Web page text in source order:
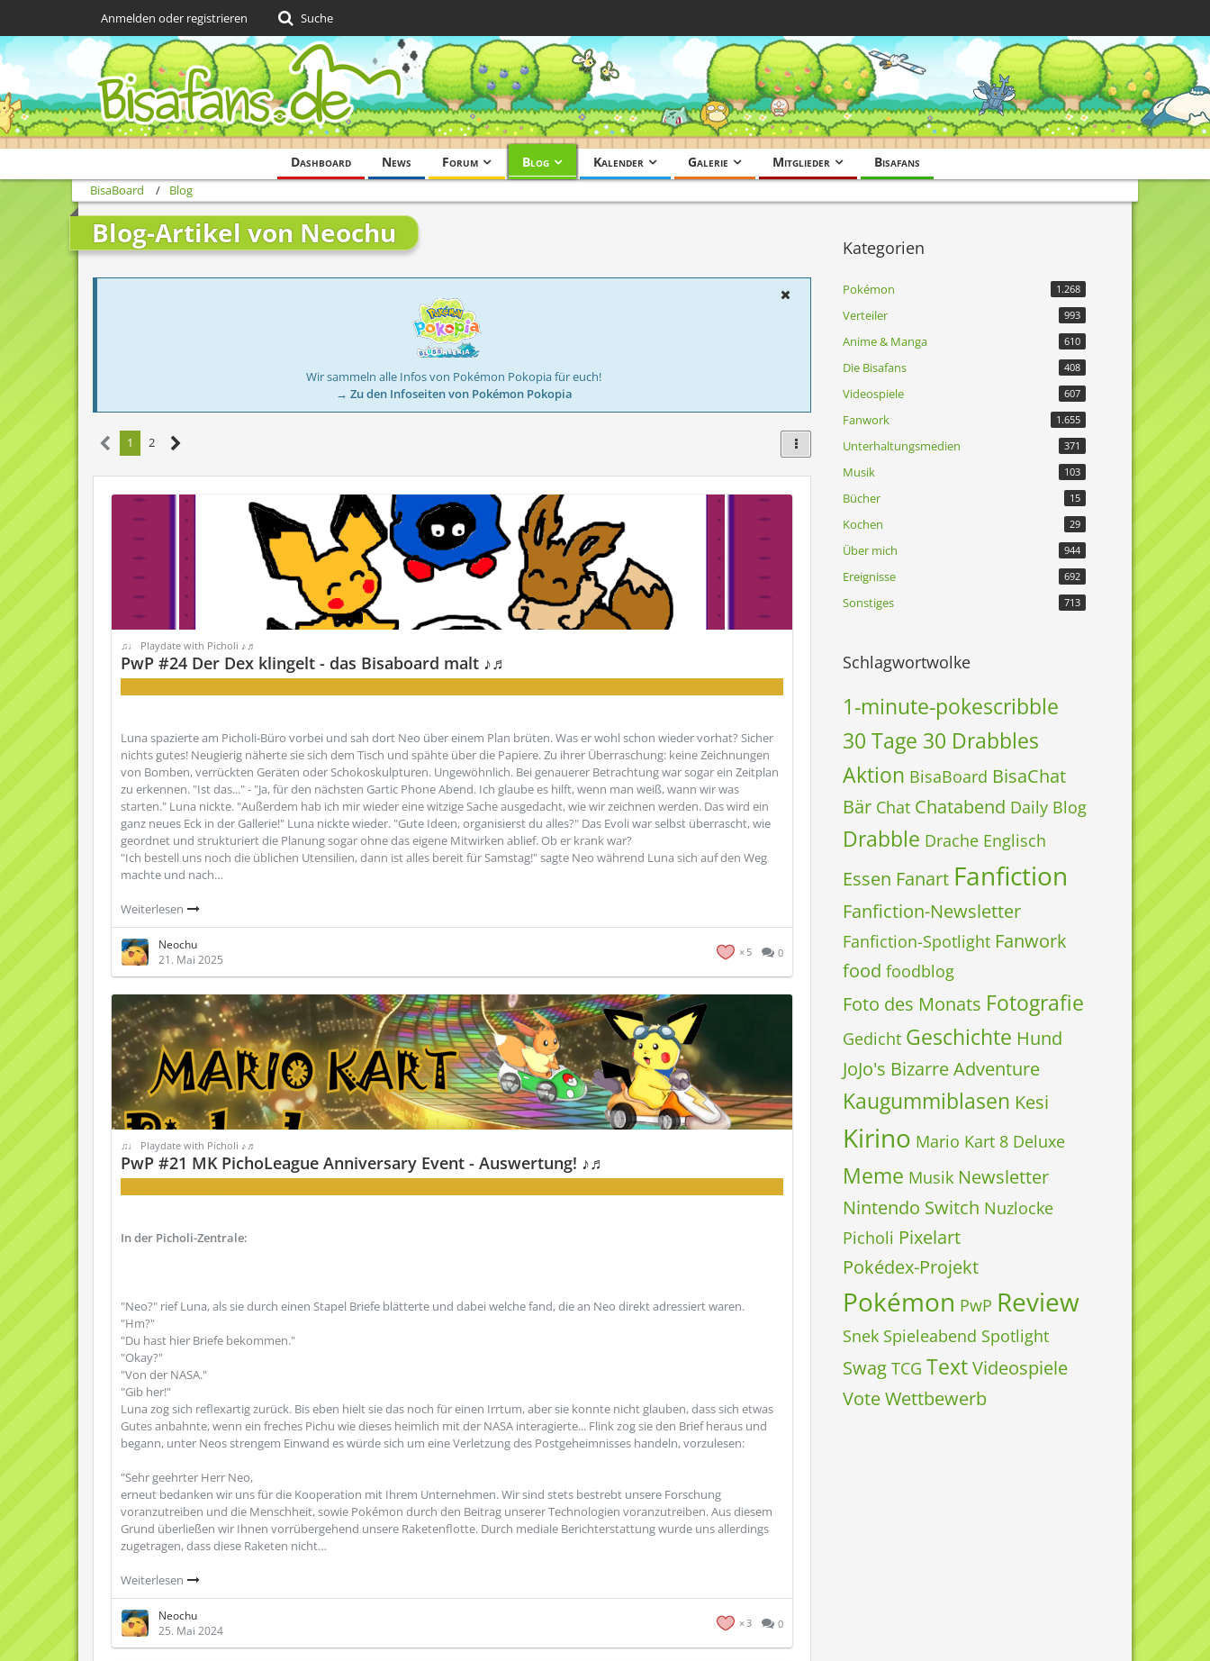
Dashboard News Forum Blog Kalender Galerie Mitglieder Bisafans
Anmelden oder registrieren Suche
BisaBoard Blog
Blog-Artikel von Neochu
Wir sammeln alle Infos von Pokémon Pokopia für euch!
→ Zu den Infoseiten von Pokémon Pokopia
1 2
♫♩ Playdate with Picholi ♪♬
PwP #24 Der Dex klingelt - das Bisaboard malt ♪♬
Luna spazierte am Picholi-Büro vorbei und sah dort Neo über einem Plan brüten. Was er wohl schon wieder vorhat? Sicher
nichts gutes! Neugierig näherte sie sich dem Tisch und spähte über die Papiere. Zu ihrer Überraschung: keine Zeichnungen
von Bomben, verrückten Geräten oder Schokoskulpturen. Ungewöhnlich. Bei genauerer Betrachtung war sogar ein Zeitplan
zu erkennen. "Ist das..." - "Ja, für den nächsten Gartic Phone Abend. Ich glaube es hilft, wenn man weiß, wann wir was
starten." Luna nickte. "Außerdem hab ich mir wieder eine witzige Sache ausgedacht, wie wir zeichnen werden. Das wird ein
ganz neues Eck in der Gallerie!" Luna nickte wieder. "Gute Ideen, organisierst du alles?" Das Evoli war selbst überrascht, wie
geordnet und strukturiert die Planung sogar ohne das eigene Mitwirken ablief. Ob er krank war?
"Ich bestell uns noch die üblichen Utensilien, dann ist alles bereit für Samstag!" sagte Neo während Luna sich auf den Weg
machte und nach…
Weiterlesen
Neochu
21. Mai 2025
5 0
♫♩ Playdate with Picholi ♪♬
PwP #21 MK PichoLeague Anniversary Event - Auswertung! ♪♬
In der Picholi-Zentrale:
"Neo?" rief Luna, als sie durch einen Stapel Briefe blätterte und dabei welche fand, die an Neo direkt adressiert waren.
"Hm?"
"Du hast hier Briefe bekommen."
"Okay?"
"Von der NASA."
"Gib her!"
Luna zog sich reflexartig zurück. Bis eben hielt sie das noch für einen Irrtum, aber sie konnte nicht glauben, dass sich etwas
Gutes anbahnte, wenn ein freches Pichu wie dieses heimlich mit der NASA interagierte... Flink zog sie den Brief heraus und
begann, unter Neos strengem Einwand es würde sich um eine Verletzung des Postgeheimnisses handeln, vorzulesen:
"Sehr geehrter Herr Neo,
erneut bedanken wir uns für die Kooperation mit Ihrem Unternehmen. Wir sind stets bestrebt unsere Forschung
voranzutreiben und die Menschheit, sowie Pokémon durch den Beitrag unserer Technologien voranzutreiben. Aus diesem
Grund überließen wir Ihnen vorrübergehend unsere Raketenflotte. Durch mediale Berichterstattung wurde uns allerdings
zugetragen, dass diese Raketen nicht…
Weiterlesen
Neochu
25. Mai 2024
3 0
Kategorien
Pokémon 1.268
Verteiler 993
Anime & Manga 610
Die Bisafans 408
Videospiele 607
Fanwork 1.655
Unterhaltungsmedien 371
Musik 103
Bücher 15
Kochen 29
Über mich 944
Ereignisse 692
Sonstiges 713
Schlagwortwolke
1-minute-pokescribble
30 Tage 30 Drabbles
Aktion BisaBoard BisaChat
Bär Chat Chatabend Daily Blog
Drabble Drache Englisch
Essen Fanart Fanfiction
Fanfiction-Newsletter
Fanfiction-Spotlight Fanwork
food foodblog
Foto des Monats Fotografie
Gedicht Geschichte Hund
JoJo's Bizarre Adventure
Kaugummiblasen Kesi
Kirino Mario Kart 8 Deluxe
Meme Musik Newsletter
Nintendo Switch Nuzlocke
Picholi Pixelart
Pokédex-Projekt
Pokémon PwP Review
Snek Spieleabend Spotlight
Swag TCG TextVideospiele
VoteWettbewerb